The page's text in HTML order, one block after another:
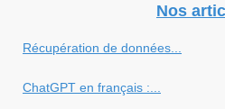
Nos
Récupération de données...
ChatGPT en français :...